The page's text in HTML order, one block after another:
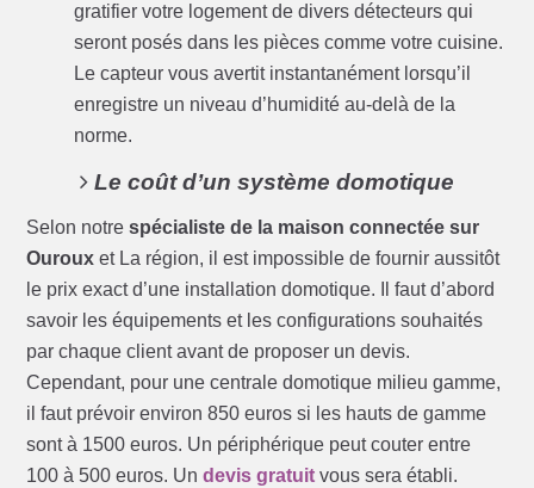
gratifier votre logement de divers détecteurs qui
seront posés dans les pièces comme votre cuisine.
Le capteur vous avertit instantanément lorsqu’il
enregistre un niveau d’humidité au-delà de la
norme.
Le coût d’un système domotique
Selon notrespécialiste de la maison connectée sur
Ouroux et La région, il est impossible de fournir aussitôt
le prix exact d’une installation domotique. Il faut d’abord
savoir les équipements et les configurations souhaités
par chaque client avant de proposer un devis.
Cependant, pour une centrale domotique milieu gamme,
il faut prévoir environ 850 euros si les hauts de gamme
sont à 1500 euros. Un périphérique peut couter entre
100 à 500 euros. Undevis gratuit vous sera établi.